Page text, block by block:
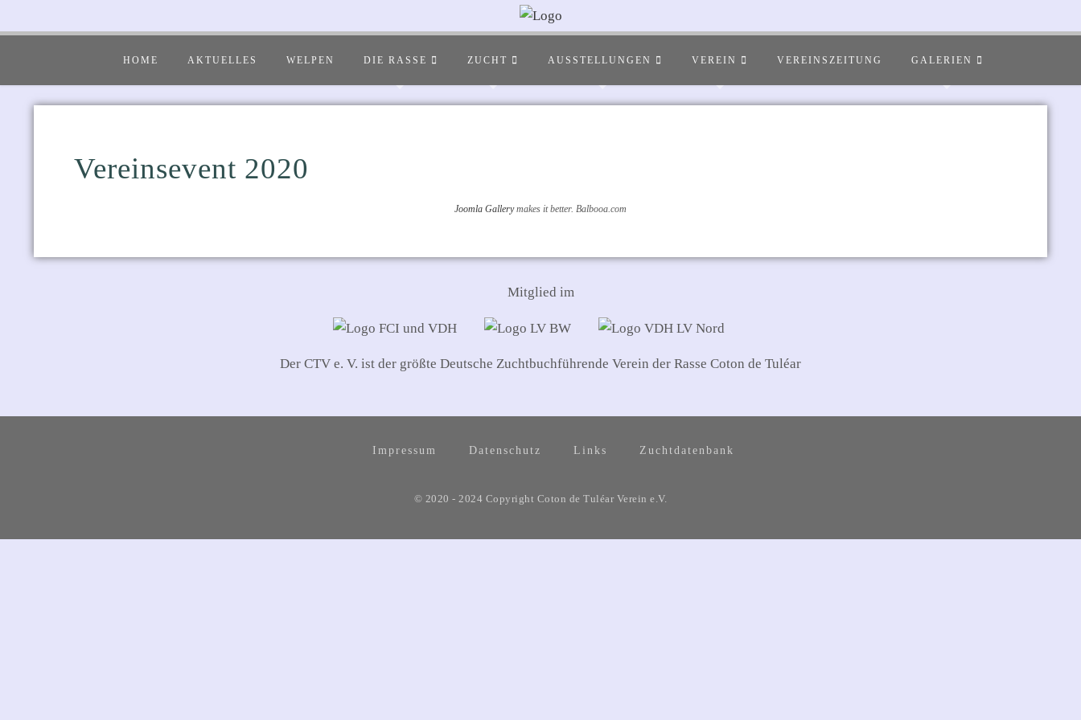
HOME AKTUELLES WELPEN DIE RASSE ZUCHT AUSSTELLUNGEN VEREIN VEREINSZEITUNG GALERIEN
Vereinsevent 2020
Joomla Gallerymakes it better. Balbooa.com
Mitglied im
Der CTV e. V. ist der größte Deutsche Zuchtbuchführende Verein der Rasse Coton de Tuléar
Impressum Datenschutz Links Zuchtdatenbank
© 2020 - 2024 Copyright Coton de Tuléar Verein e.V.